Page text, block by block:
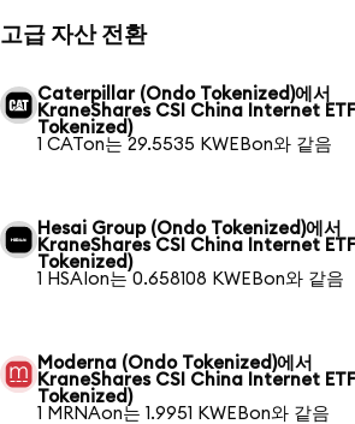
고급 자산 전환
Caterpillar (Ondo Tokenized)에서
KraneShares CSI China Internet
Tokenized)
1 CATon는 29.5535 KWEBon와 같음
Hesai Group (Ondo Tokenized)에서
KraneShares CSI China Internet
Tokenized)
1 HSAIon는 0.658108 KWEBon와 같음
Moderna (Ondo Tokenized)에서
KraneShares CSI China Internet
Tokenized)
1 MRNAon는 1.9951 KWEBon와 같음